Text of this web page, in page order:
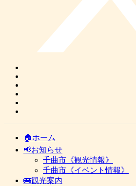
🏠ホーム
📢お知らせ
千曲市《観光情報》
千曲市《イベント情報》
🚌観光案内